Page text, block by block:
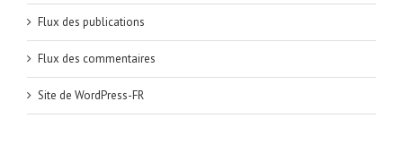
Flux des publications
Flux des commentaires
Site de WordPress-FR